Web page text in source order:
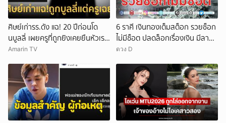
ศิษย์เก่ารร.ดัง แฉ! 20 ปีก่อนโด
นบูลลี่ เผยครูที่ถูกยิงเคยยืนหัวเราะ
ใส่
Amarin TV
6 ราศี เงินทองเต็มสต็อก รวยช็อก
ไม่มีช็อต ปลดล็อกเรื่องเงิน มีลาภ
ลอยจ่อคิว
ดวง D